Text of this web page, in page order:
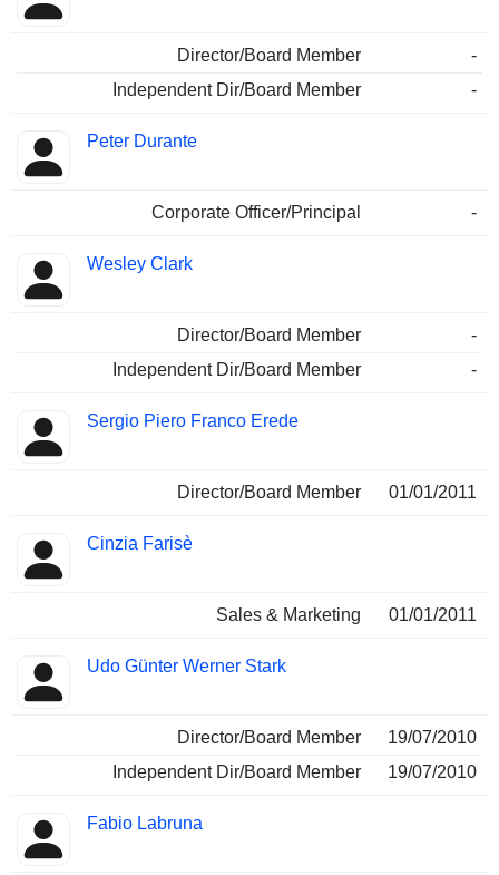
Director/Board Member
-
Independent Dir/Board Member
-
Peter Durante
Corporate Officer/Principal -
Wesley Clark
Director/Board Member
-
Independent Dir/Board Member
-
Sergio Piero Franco Erede
Director/Board Member 01/01/2011
Cinzia Farisè
Sales & Marketing 01/01/2011
Udo Günter Werner Stark
Director/Board Member
19/07/2010
Independent Dir/Board Member
19/07/2010
Fabio Labruna